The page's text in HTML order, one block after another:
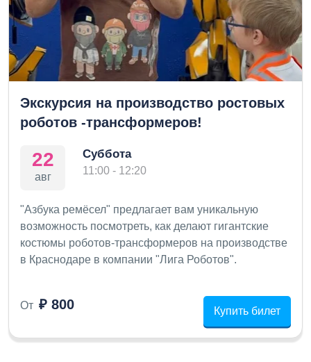
Экскурсия на производство ростовых
роботов -трансформеров!
22
авг
Суббота
11:00 - 12:20
"Азбука ремёсел" предлагает вам уникальную
возможность посмотреть, как делают гигантские
костюмы роботов-трансформеров на производстве
в Краснодаре в компании "Лига Роботов".
От ₽ 800 Купить билет